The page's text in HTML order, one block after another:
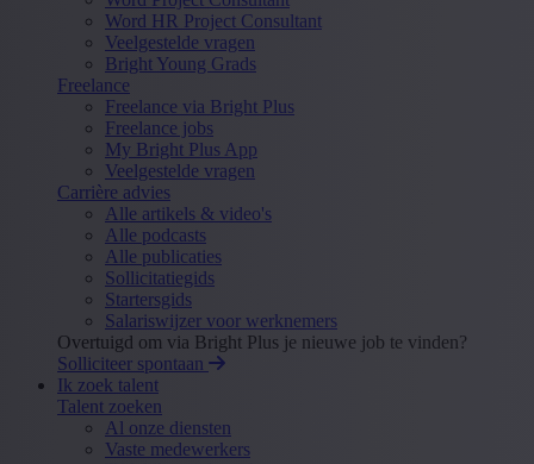
Word HR Project Consultant
Veelgestelde vragen
Bright Young Grads
Freelance
Freelance via Bright Plus
Freelance jobs
My Bright Plus App
Veelgestelde vragen
Carrière advies
Alle artikels & video's
Alle podcasts
Alle publicaties
Sollicitatiegids
Startersgids
Salariswijzer voor werknemers
Overtuigd om via Bright Plus je nieuwe job te vinden?
Solliciteer spontaan
Ik zoek talent
Talent zoeken
Al onze diensten
Vaste medewerkers